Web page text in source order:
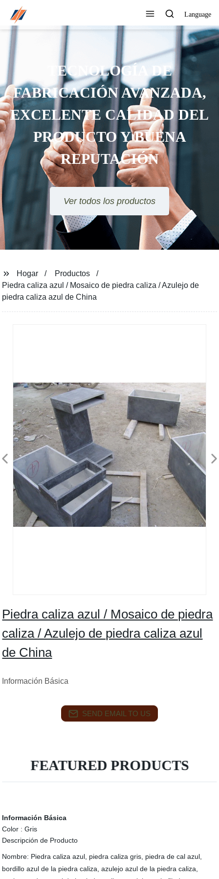
Language
TECNOLOGÍA DE
FABRICACIÓN AVANZADA,
EXCELENTE CALIDAD DEL
PRODUCTO Y BUENA
REPUTACIÓN
Ver todos los productos
Hogar
Productos
Piedra caliza azul / Mosaico de piedra caliza / Azulejo de
piedra caliza azul de China
Piedra caliza azul / Mosaico de piedra
caliza / Azulejo de piedra caliza azul
de China
Información Básica
SEND EMAIL TO US
FEATURED PRODUCTS
Información Básica
Color : Gris
Descripción de Producto
Nombre: Piedra caliza azul, piedra caliza gris, piedra de cal azul,
bordillo azul de la piedra caliza, azulejo azul de la piedra caliza,